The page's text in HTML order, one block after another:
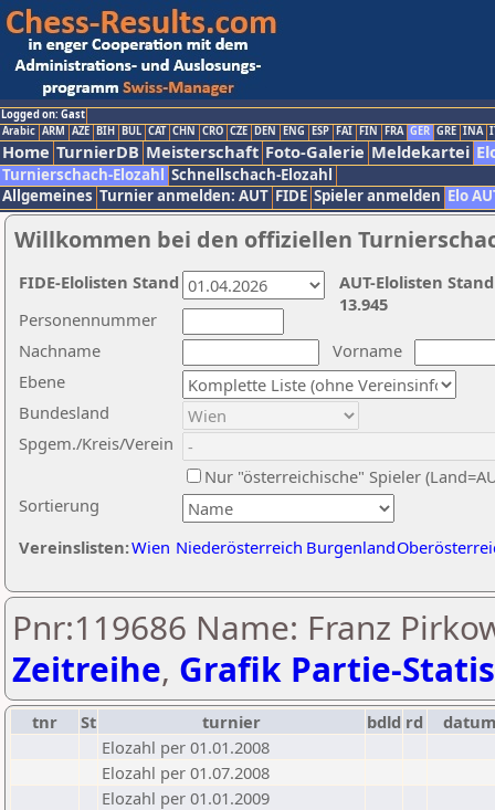
Logged on: Gast
Arabic ARM AZE BIH BUL CAT CHN CRO CZE DEN ENG ESP FAI FIN FRA GER GRE INA
Home TurnierDB Meisterschaft Foto-Galerie Meldekartei
Turnierschach-Elozahl Schnellschach-Elozahl
Allgemeines Turnier anmelden: AUT FIDE Spieler anmelden Elo
Willkommen bei den offiziellen
Nachname
Vorname
Ebene
Sortierung
Personennummer
Bundesland
Spgem./Kreis/Verein
Nur "österreichische" Spieler
Vereinslisten:Wien Niederösterreich Burgenland
AUT-Elolisten
13.945
FIDE-Elolisten Stand
Pnr:119686 Name: Franz
Zeitreihe, Grafik Partie-
tnr St turnier bdld rd
Elozahl per 01.01.2008
Elozahl per 01.07.2008
Elozahl per 01.01.2009